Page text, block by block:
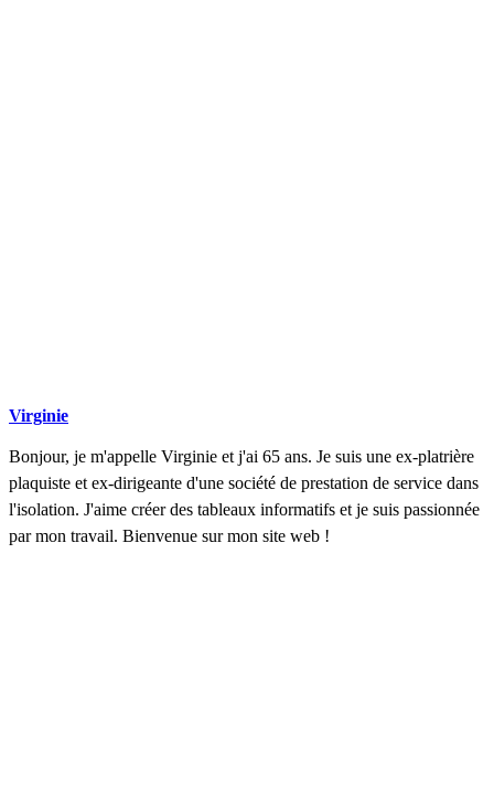
Virginie
Bonjour, je m'appelle Virginie et j'ai 65 ans. Je suis une ex-platrière
plaquiste et ex-dirigeante d'une société de prestation de service dans
l'isolation. J'aime créer des tableaux informatifs et je suis passionnée
par mon travail. Bienvenue sur mon site web !